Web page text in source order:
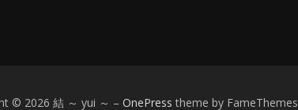
© 2026 結 ～ yui ～ – OnePress theme by FameThemes